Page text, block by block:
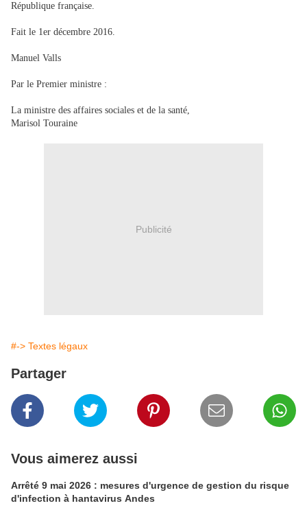
République française.
Fait le 1er décembre 2016.
Manuel Valls
Par le Premier ministre :
La ministre des affaires sociales et de la santé,
Marisol Touraine
Publicité
#-> Textes légaux
Partager
Vous aimerez aussi
Arrêté 9 mai 2026 : mesures d'urgence de gestion du risque
d'infection à hantavirus Andes